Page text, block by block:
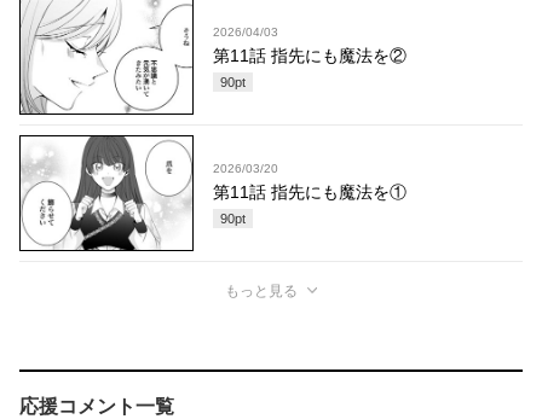
2026/04/03
第11話 指先にも魔法を②
90pt
2026/03/20
第11話 指先にも魔法を①
90pt
もっと見る
応援コメント一覧